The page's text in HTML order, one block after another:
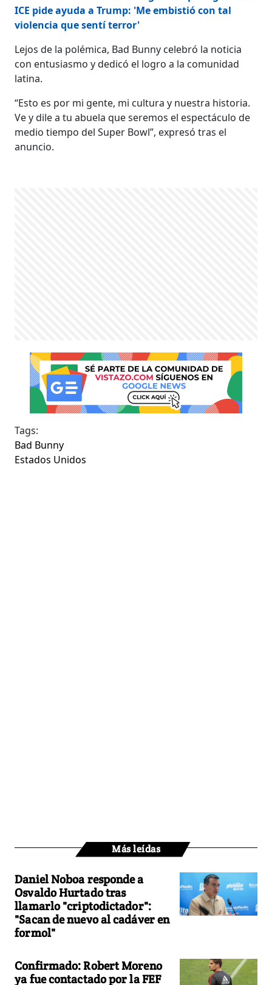
ICE pide ayuda a Trump: 'Me embistió con tal
violencia que sentí terror'
Lejos de la polémica, Bad Bunny celebró la noticia
con entusiasmo y dedicó el logro a la comunidad
latina.
“Esto es por mi gente, mi cultura y nuestra historia.
Ve y dile a tu abuela que seremos el espectáculo de
medio tiempo del Super Bowl”, expresó tras el
anuncio.
Tags:
Bad Bunny
Estados Unidos
Más leídas
Daniel Noboa responde a
Osvaldo Hurtado tras
llamarlo "criptodictador":
"Sacan de nuevo al cadáver en
formol"
Confirmado: Robert Moreno
ya fue contactado por la FEF